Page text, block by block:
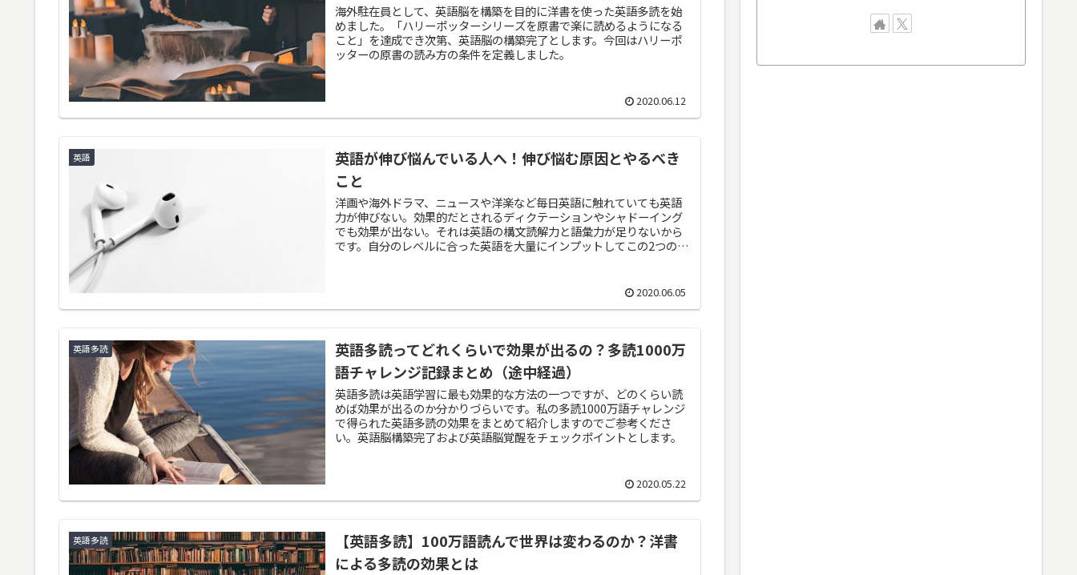
海外駐在員として、英語脳を構築を目的に洋書を使った英語多読を始
めました。「ハリーポッターシリーズを原書で楽に読めるようになる
こと」を達成でき次第、英語脳の構築完了とします。今回はハリーポ
ッターの原書の読み方の条件を定義しました。
2020.06.12
英語
英語が伸び悩んでいる人へ！伸び悩む原因とやるべき
こと
洋画や海外ドラマ、ニュースや洋楽など毎日英語に触れていても英語
力が伸びない。効果的だとされるディクテーションやシャドーイング
でも効果が出ない。それは英語の構文読解力と語彙力が足りないから
です。自分のレベルに合った英語を大量にインプットしてこの2つの力
2020.06.05
英語多読
英語多読ってどれくらいで効果が出るの？多読1000万
語チャレンジ記録まとめ（途中経過）
英語多読は英語学習に最も効果的な方法の一つですが、どのくらい読
めば効果が出るのか分かりづらいです。私の多読1000万語チャレンジ
で得られた英語多読の効果をまとめて紹介しますのでご参考くださ
い。英語脳構築完了および英語脳覚醒をチェックポイントとします。
2020.05.22
英語多読
【英語多読】100万語読んで世界は変わるのか？洋書
による多読の効果とは